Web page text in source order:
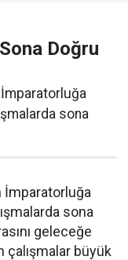
Doğru
sona
sona
geleceğe
çalışmalar büyük